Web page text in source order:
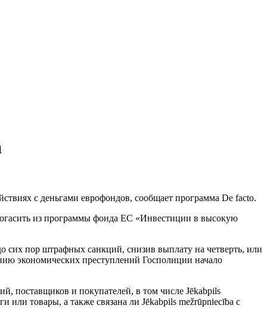
с деньгами еврофондов, сообщает программа De facto.
из программы фонда ЕС «Инвестиции в высокую
сих пор штрафных санкций, снизив выплату на четверть, или
экономических преступлений Госполиции начало
поставщиков и покупателей, в том числе Jēkabpils
или товары, а также связана ли Jēkabpils mežrūpniecība с